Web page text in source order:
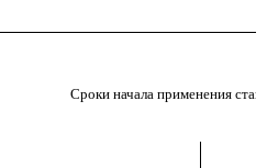
Сроки начала применения